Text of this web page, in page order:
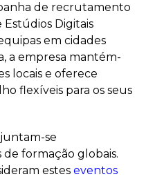
de recrutamento
Estúdios Digitais
em cidades
a empresa mantém-
locais e oferece
flexíveis para os seus
se
formação globais.
estes eventos